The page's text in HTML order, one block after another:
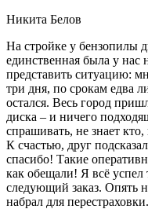
Никита Белов
На стройке у бензопилы
единственная была у нас
представить ситуацию:
три дня, по срокам едва
остался. Весь город
диска – и ничего
спрашивать, не знает
К счастью, друг
спасибо! Такие
как обещали! Я всё
следующий заказ. Опять
набрал для